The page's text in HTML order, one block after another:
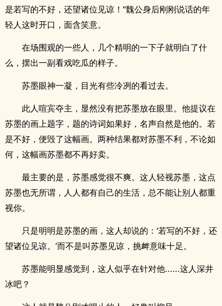
是若写的不好，还望诸位见谅！”魏公身后刚刚说话的年
轻人这时开口，面含笑意。
在场围观的一些人，几个精明的一下子就明白了什
么，摆出一副看戏吃瓜的样子。
苏墨眼神一凝，目光有些冷冽的看过去。
此人喧宾夺主，显然没有把苏墨放在眼里。他提议在
苏墨的画上题字，题的诗词如果好，名声自然是他的。若
是不好，便毁了这幅画。两种结果都对苏墨不利，不论如
何，这幅画苏墨都不再好卖。
最主要的是，苏墨感觉很不爽。这人轻视苏墨，这点
苏墨也无所谓，人人都有自己的生活，总不能让别人都重
视你。
只是明明是苏墨的画，这人却说的：‘若写的不好，还
望诸位见谅。’而不是叫苏墨见谅，挑衅意味十足。
苏墨能明显感觉到，这人似乎在针对他......这人深井
冰吧？